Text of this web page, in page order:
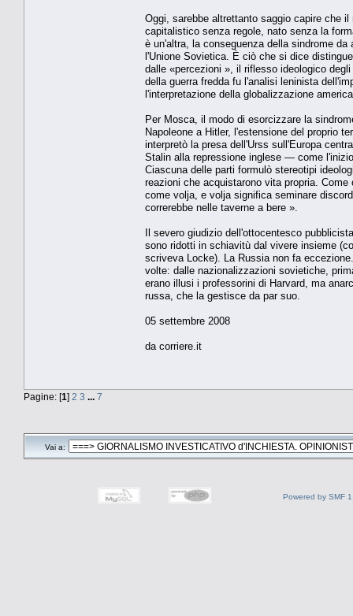
Oggi, sarebbe altrettanto saggio capire che
capitalistico senza regole, nato senza la
è un'altra, la conseguenza della sindrome
l'Unione Sovietica. È ciò che si dice
dalle «percezioni », il riflesso ideologico
della guerra fredda fu l'analisi leninista
l'interpretazione della globalizzazione
Per Mosca, il modo di esorcizzare la
Napoleone a Hitler, l'estensione del proprio
interpretò la presa dell'Urss sull'Europa
Stalin alla repressione inglese — come
Ciascuna delle parti formulò stereotipi
reazioni che acquistarono vita propria.
come volja, e volja significa seminare
correrebbe nelle taverne a bere ».
Il severo giudizio dell'ottocentesco
sono ridotti in schiavitù dal vivere insieme
scriveva Locke). La Russia non fa
volte: dalle nazionalizzazioni sovietiche,
erano illusi i professorini di Harvard, ma
russa, che la gestisce da par suo.
05 settembre 2008
da corriere.it
Pagine: [1] 2 3 ... 7
Vai a:
Powered by SMF